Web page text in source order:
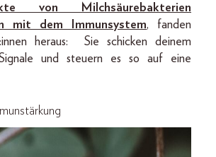
von Milchsäurebakterien
mit dem Immunsystem, fanden
heraus: Sie schicken deinem
Signale und steuern es so auf eine